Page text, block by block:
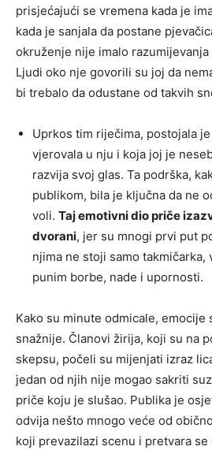
prisjećajući se vremena kada je
kada je sanjala da postane
okruženje nije imalo
Ljudi oko nje govorili su joj da
bi trebalo da odustane od takvih
Uprkos tim riječima, postojala
vjerovala u nju i koja joj je
razvija svoj glas. Ta podrška,
publikom, bila je ključna da ne
voli. Taj emotivni dio priče
dvorani, jer su mnogi prvi put
njima ne stoji samo takmičarka,
punim borbe, nade i upornosti.
Kako su minute odmicale, emocije
snažnije. Članovi žirija, koji su na
skepsu, počeli su mijenjati izraz
jedan od njih nije mogao sakriti
priče koju je slušao. Publika je
odvija nešto mnogo veće od
koji prevazilazi scenu i pretvara